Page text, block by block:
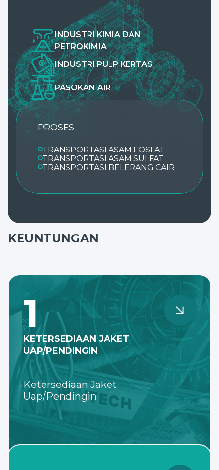
INDUSTRI KIMIA DAN
PETROKIMIA
INDUSTRI PULP KERTAS
PASOKAN AIR
PROSES
TRANSPORTASI ASAM FOSFAT
TRANSPORTASI ASAM SULFAT
TRANSPORTASI BELERANG CAIR
KEUNTUNGAN
1
KETERSEDIAAN JAKET
UAP/PENDINGIN
Ketersediaan Jaket
Uap/Pendingin